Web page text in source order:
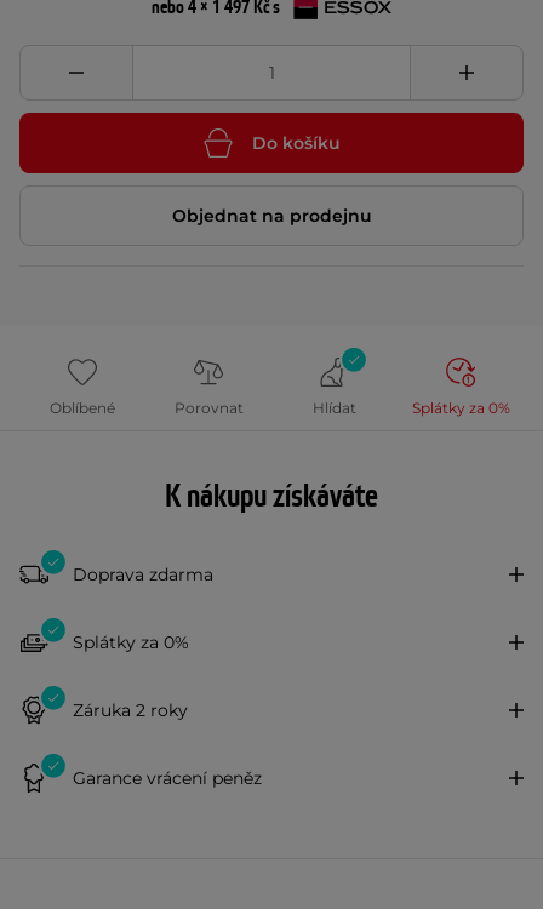
nebo 4 × 1 497 Kč s
Do košíku
Objednat na prodejnu
Oblíbené Porovnat Hlídat Splátky za 0%
K nákupu získáváte
Doprava zdarma
Splátky za 0%
Záruka 2 roky
Garance vrácení peněz